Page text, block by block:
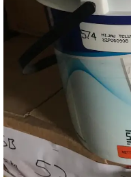
My Account